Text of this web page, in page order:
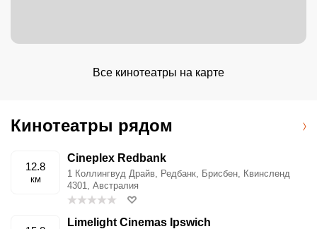
Все кинотеатры на карте
Кинотеатры рядом
12.8
км
Cineplex Redbank
1 Коллингвуд Драйв, Редбанк, Брисбен, Квинсленд
4301, Австралия
Limelight Cinemas Ipswich